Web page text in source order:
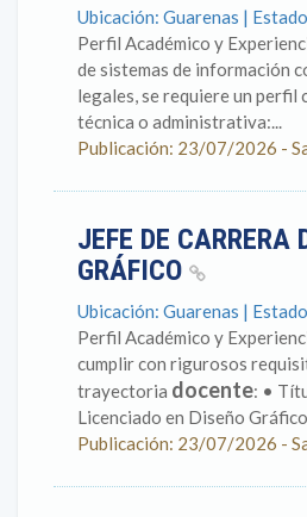
Ubicación: Guarenas |
Perfil Académico y
de sistemas de información
legales, se requiere un perfil
técnica o administrativa:...
Publicación: 23/07/2026 -
JEFE DE CARRERA
GRÁFICO
Ubicación: Guarenas |
Perfil Académico y
cumplir con rigurosos
trayectoria docente: •
Licenciado en Diseño
Publicación: 23/07/2026 -